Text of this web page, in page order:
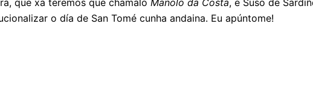
o día de San Tomé cunha andaina. Eu apúntome!